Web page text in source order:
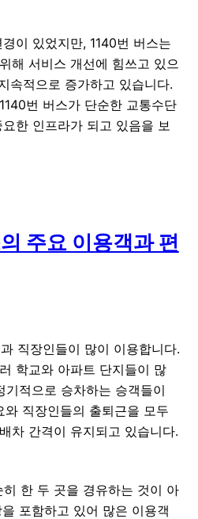
이 있었지만, 1140번 버스는
해 서비스 개선에 힘쓰고 있으
속적으로 증가하고 있습니다.
번 버스가 단순한 교통수단
한 인프라가 되고 있음을 보
주요 이용객과 편
직장인들이 많이 이용합니다.
학교와 아파트 단지들이 많
적으로 승차하는 승객들이
직장인들의 출퇴근을 모두
차 간격이 유지되고 있습니다.
히 한 두 곳을 경유하는 것이 아
포함하고 있어 많은 이용객